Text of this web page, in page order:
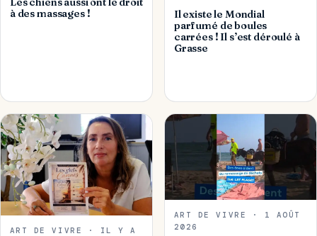
à des massages !
Il existe le Mondial
parfumé de boules
carrées ! Il s’est déroulé à
Grasse
ART DE VIVRE · IL Y A
ART DE VIVRE · 1 AOÛT
2026